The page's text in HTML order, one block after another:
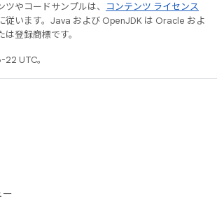
やコードサンプルは、
コンテンツ ライセンス
従います。Java および OpenJDK は Oracle およ
登録商標です。
UTC。
ー